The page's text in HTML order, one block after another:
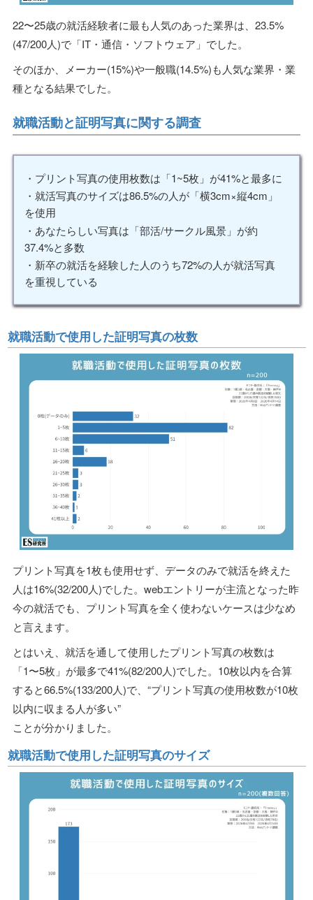
22〜25歳の就活経験者に最も人気のあった業界は、23.5%
(47/200人)で「IT・通信・ソフトウェア」でした。
そのほか、メーカー(15%)や一般職(14.5%)も人気な業界・業
種となる結果でした。
就職活動と証明写真に関する調査
・プリント写真の使用枚数は「1~5枚」が41%と最多に
・就活写真のサイズは86.5%の人が「横3cm×縦4cm」
を使用
・あなたらしい写真は「部活/サークル風景」が約
37.4%と多数
・新卒の就活を経験した人のうち72%の人が就活写真
を重視している
就職活動で使用した証明写真の枚数
プリント写真を1枚も使用せず、データのみで就活を終えた
人は16%(32/200人)でした。webエントリーが主流となった昨
今の就活でも、プリント写真を全く使わないケースは少なめ
と言えます。
とはいえ、就活を通して使用したプリント写真の枚数は
「1〜5枚」が最多で41%(82/200人)でした。10枚以内を合算
すると66.5%(133/200人)で、“プリント写真の使用枚数が10枚
以内に収まる人が多い”
ことが分かりました。
就職活動で使用した証明写真のサイズ